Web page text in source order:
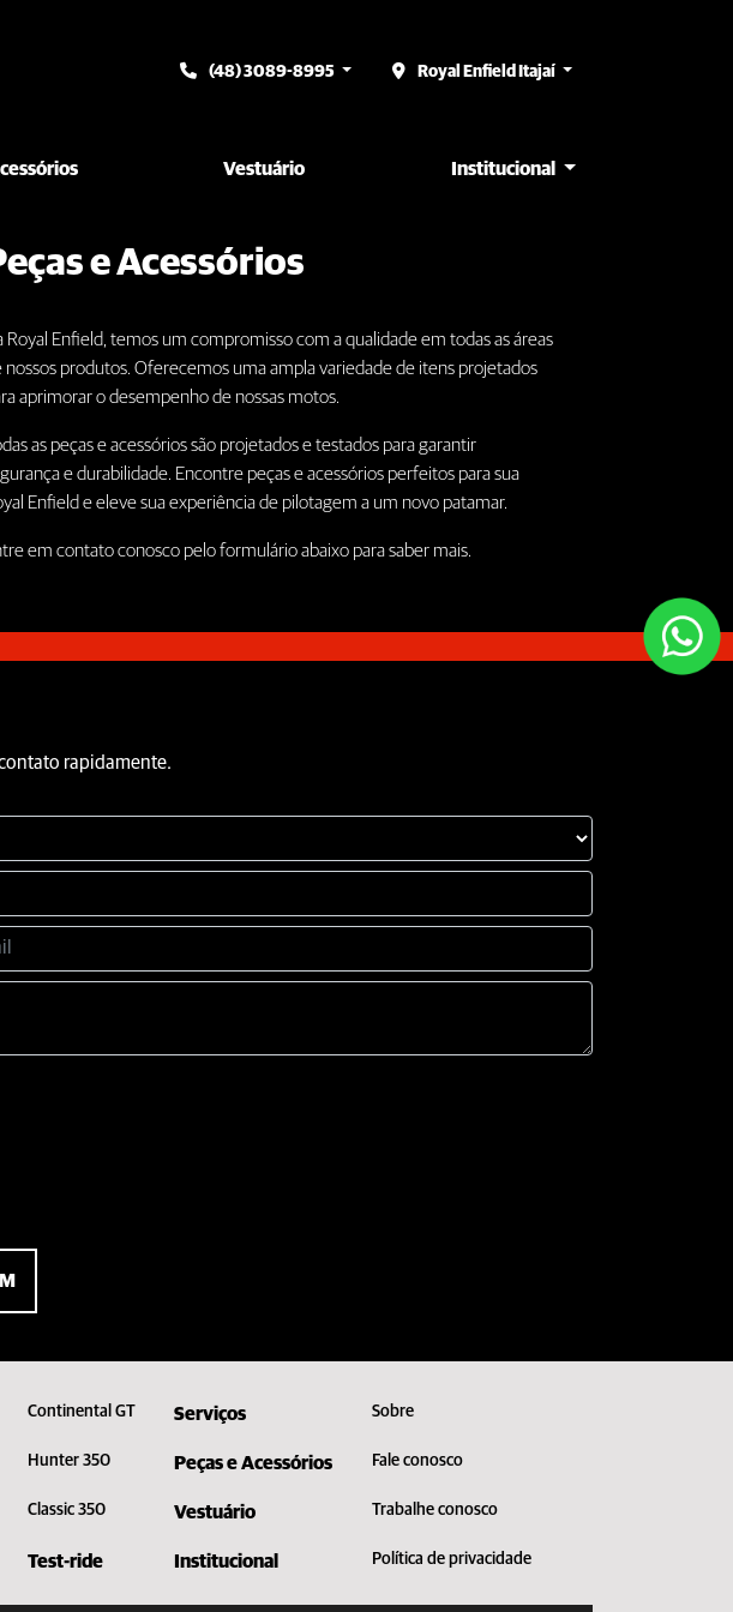
(48) 3089-8995 Royal Enfield Itajaí
Vestuário Institucional
e Acessórios
Royal Enfield, temos um compromisso com a qualidade em todas as áreas
nossos produtos. Oferecemos uma ampla variedade de itens projetados
aprimorar o desempenho de nossas motos.
as peças e acessórios são projetados e testados para garantir
e durabilidade. Encontre peças e acessórios perfeitos para sua
Enfield e eleve sua experiência de pilotagem a um novo patamar.
em contato conosco pelo formulário abaixo para saber mais.
rapidamente.
Continental GT
Hunter 350
Classic 350
Test-ride
Serviços
Peças e Acessórios
Vestuário
Institucional
Sobre
Fale conosco
Trabalhe conosco
Política de privacidade